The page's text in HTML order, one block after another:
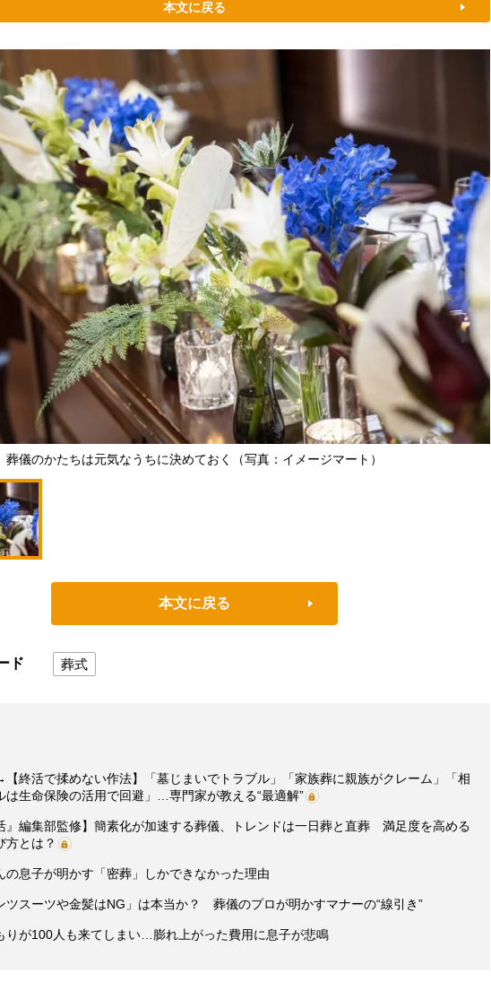
本文に戻る
葬儀のかたちは元気なうちに決めておく（写真：イメージマート）
本文に戻る
ド 葬式
終活で揉めない作法】「墓じまいでトラブル」「家族葬に親族がクレーム」「相
は生命保険の活用で回避」…専門家が教える“最適解”
』編集部監修】簡素化が加速する葬儀、トレンドは一日葬と直葬 満足度を高める
方とは？
の息子が明かす「密葬」しかできなかった理由
ツスーツや金髪はNG」は本当か？ 葬儀のプロが明かすマナーの“線引き”
りが100人も来てしまい…膨れ上がった費用に息子が悲鳴